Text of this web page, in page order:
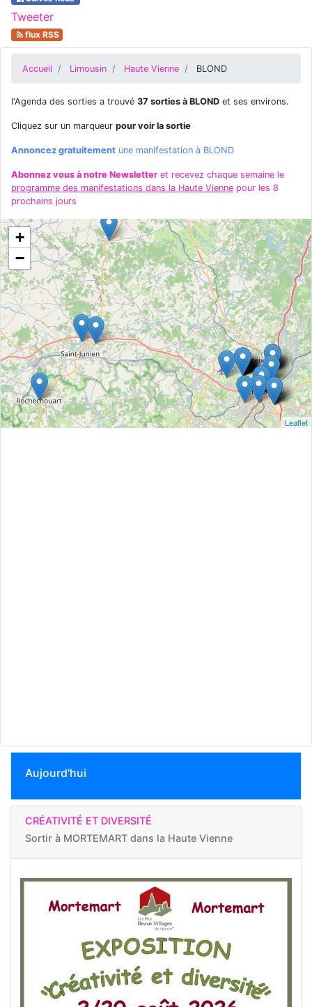
Tweeter
flux RSS
Accueil Limousin Haute Vienne BLOND
l'Agenda des sorties a trouvé 37 sorties à BLOND et ses environs.
Cliquez sur un marqueur pour voir la sortie
Annoncez gratuitement une manifestation à BLOND
Abonnez vous à notre Newsletter et recevez chaque semaine le
programme des manifestations dans la Haute Vienne pour les 8
prochains jours
+
−
Leaflet
Aujourd'hui
CRÉATIVITÉ ET DIVERSITÉ
Sortir à MORTEMART dans la Haute Vienne